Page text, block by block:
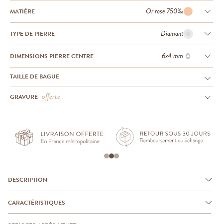
MATIÈRE Or rose 750‰
TYPE DE PIERRE Diamant
DIMENSIONS PIERRE CENTRE 6x4 mm
TAILLE DE BAGUE
GRAVURE offerte
DESCRIPTION
CARACTÉRISTIQUES